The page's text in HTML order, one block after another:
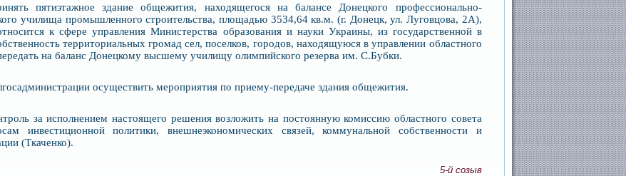
пятиэтажное здание общежития, находящегося на балансе Донецкого профессионально-
училища промышленного строительства, площадью 3534,64 кв.м. (г. Донецк, ул. Луговцова, 2А),
к сфере управления Министерства образования и науки Украины, из государственной в
территориальных громад сел, поселков, городов, находящуюся в управлении областного
на баланс Донецкому высшему училищу олимпийского резерва им. С.Бубки.
осуществить мероприятия по приему-передаче здания общежития.
за исполнением настоящего решения возложить на постоянную комиссию областного совета
инвестиционной политики, внешнеэкономических связей, коммунальной собственности и
(Ткаченко).
5-й созыв